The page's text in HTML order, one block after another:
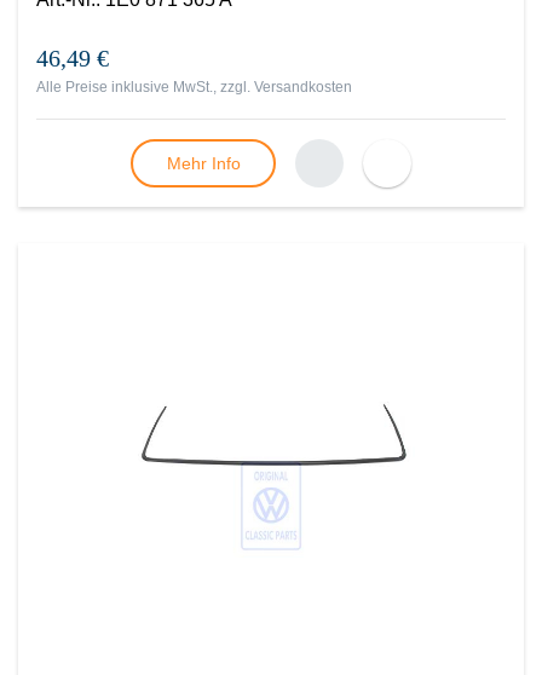
46,49 €
Alle Preise inklusive MwSt., zzgl. Versandkosten
Mehr Info